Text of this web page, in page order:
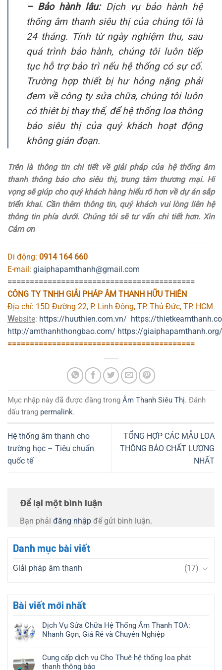
– Bảo hành lâu:Dịch vụ bảo hành hệ
thống âm thanh siêu thị của chúng tôi là
24 tháng. Tính từ ngày nghiệm thu, sau
quá trình bảo hành, chúng tôi luôn tiếp
tục hỗ trợ bảo trì nếu hệ thống có sự cố.
Trường hợp thiết bị hư hỏng nặng phải
đem về công ty sửa chữa, chúng tôi luôn
có thiêt bị thay thế, để hệ thống loa thông
báo siêu thị của quý khách hoạt động
không gián đoạn.
Trên là thông tin chi tiết về giải pháp của hệ thống âm
thanh thông báo cho siêu thị, trung tâm thương mại. Hi
vọng sẽ giúp cho quý khách hàng hiểu rõ hơn về dự án sắp
triển khai. Cần thêm thông tin, quý khách vui lòng liên hệ
thông tin phía dưới. Chúng tôi sẽ tư vấn chi tiết hơn. Xin
Cảm ơn
Di động: 0914 164 660
E-mail: giaiphapamthanh@gmail.com
==========================================
CÔNG TY TNHH GIẢI PHÁP ÂM THANH HỮU THIÊN
Địa chỉ: 15D Đường 22, P. Linh Đông, TP. Thủ Đức, TP. HCM
Website: https://huuthien.com.vn/ https://
http://amthanhthongbao.com/ https://giaiphapamthanh.org/
==========================================
Mục nhập này đã được đăng trong Âm Thanh Siêu Thị. Đánh
dấu trang permalink.
Hệ thống âm thanh cho
trường học – Tiêu chuẩn
quốc tế
TỔNG HỢP CÁC MẪU LOA
THÔNG BÁO CHẤT LƯỢNG
NHẤT
Để lại một bình luận
Bạn phải đăng nhập để gửi bình luận.
Danh mục bài viết
Giải pháp âm thanh (17)
Bài viết mới nhất
Dịch Vụ Sửa Chữa Hệ Thống Âm Thanh TOA:
Nhanh Gọn, Giá Rẻ và Chuyên Nghiệp
Cung cấp dịch vụ Cho Thuê hệ thống loa phát
thanh thông báo